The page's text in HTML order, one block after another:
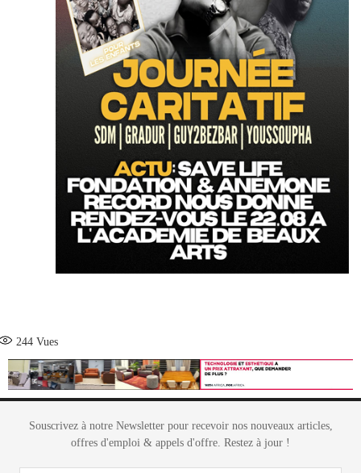
244 Vues
Souscrivez à notre Newsletter pour recevoir nos nouveaux articles,
offres d'emploi & appels d'offre. Restez à jour !